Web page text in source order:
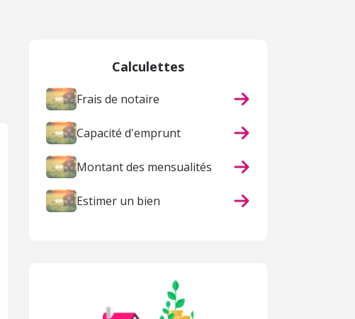
Calculettes
Frais de notaire
Capacité d'emprunt
Montant des mensualités
Estimer un bien